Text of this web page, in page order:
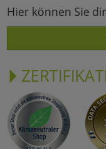
Hier können Sie